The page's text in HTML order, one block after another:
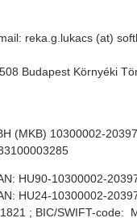
reka.g.lukacs (at)
Budapest Környéki
(MKB) 10300002-
HU90-10300002-
HU24-10300002-
; BIC/SWIFT-code: